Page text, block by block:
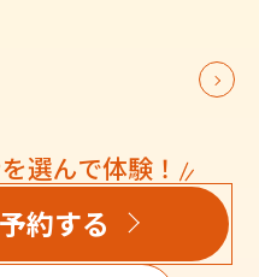
選んで体験！
約する